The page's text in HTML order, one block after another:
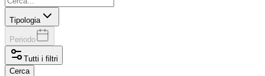
Tipologia
Periodo
Tutti i filtri
Cerca